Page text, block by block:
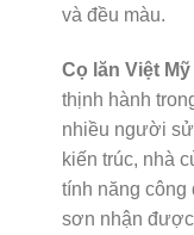
và đều màu.
Cọ lăn Việt Mỹ
thịnh hành
nhiều người
kiến trúc, nhà
tính năng công
sơn nhận